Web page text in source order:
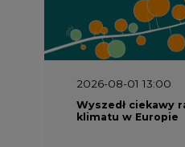
2026-07-09 10:30
Opublikowano
kopalin w Polsce
grudnia 2025 r.